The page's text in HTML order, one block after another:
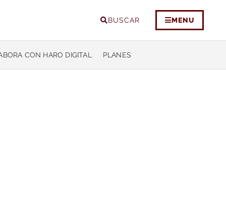
BUSCAR MENU
CON HARO DIGITAL PLANES